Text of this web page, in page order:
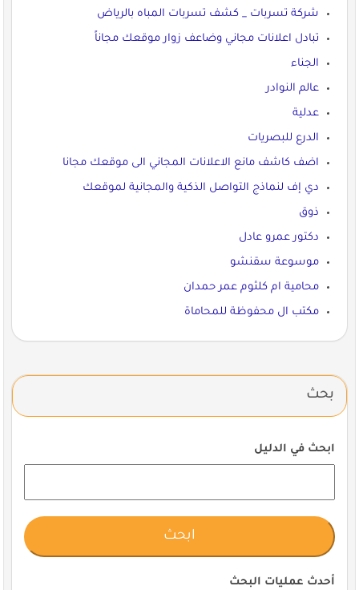
شركة تسربات _ كشف تسربات المباه بالرياض
تبادل اعلانات مجاني وضاعف زوار موقعك مجاناً
الجناء
عالم النوادر
عدلية
الدرع للبصريات
اضف كاشف مانع الاعلانات المجاني الى موقعك مجانا
دي إف لنماذج التواصل الذكية والمجانية لموقعك
ذوق
دكتور عمرو عادل
موسوعة سقنشو
محامية ام كلثوم عمر حمدان
مكتب ال محفوظة للمحاماة
بحث
ابحث في الدليل
أحدث عمليات البحث